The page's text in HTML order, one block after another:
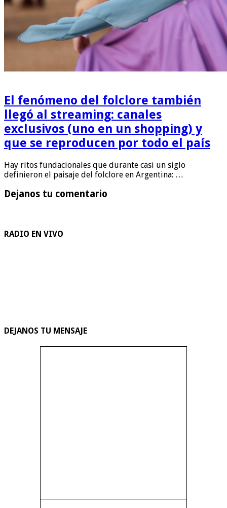
El fenómeno del folclore también
llegó al streaming: canales
exclusivos (uno en un shopping) y
que se reproducen por todo el país
Hay ritos fundacionales que durante casi un siglo
definieron el paisaje del folclore en Argentina: …
Dejanos tu comentario
RADIO EN VIVO
DEJANOS TU MENSAJE